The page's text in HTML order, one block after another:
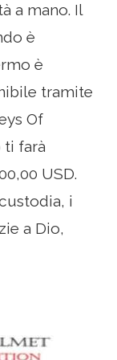
a mano. Il
è
è
tramite
Of
farà
USD.
i
a Dio,